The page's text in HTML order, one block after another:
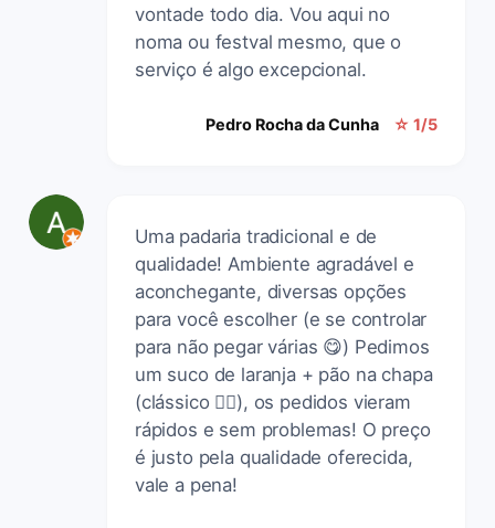
vontade todo dia. Vou aqui no
noma ou festval mesmo, que o
serviço é algo excepcional.
Pedro Rocha da Cunha ☆ 1/5
Uma padaria tradicional e de
qualidade! Ambiente agradável e
aconchegante, diversas opções
para você escolher (e se controlar
para não pegar várias 😋) Pedimos
um suco de laranja + pão na chapa
(clássico 👌🏼), os pedidos vieram
rápidos e sem problemas! O preço
é justo pela qualidade oferecida,
vale a pena!